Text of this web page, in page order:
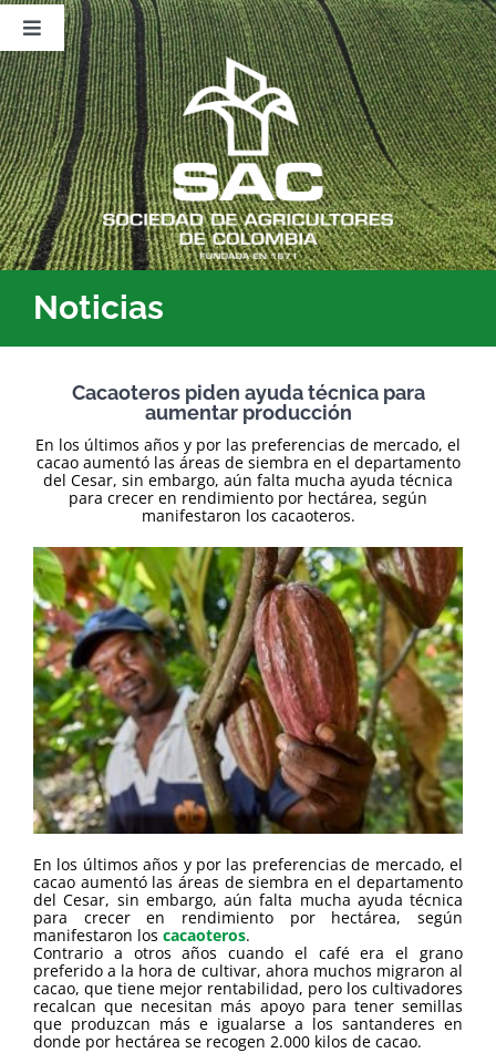
Saltar
contenido
Toggle
Navigation
Nosotros
Publicaciones
Sala de Prensa
Eventos
Noticias
Cacaoteros piden ayuda técnica para
aumentar producción
En los últimos años y por las preferencias de mercado, el
cacao aumentó las áreas de siembra en el departamento
del Cesar, sin embargo, aún falta mucha ayuda técnica
para crecer en rendimiento por hectárea, según
manifestaron los cacaoteros.
En los últimos años y por las preferencias de mercado, el
cacao aumentó las áreas de siembra en el departamento
del Cesar, sin embargo, aún falta mucha ayuda técnica
para crecer en rendimiento por hectárea, según
manifestaron los cacaoteros.
Contrario a otros años cuando el café era el grano
preferido a la hora de cultivar, ahora muchos migraron al
cacao, que tiene mejor rentabilidad, pero los cultivadores
recalcan que necesitan más apoyo para tener semillas
que produzcan más e igualarse a los santanderes en
donde por hectárea se recogen 2.000 kilos de cacao.